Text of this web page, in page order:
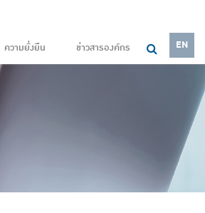
ความยั่งยืน ข่าวสารองค์กร EN